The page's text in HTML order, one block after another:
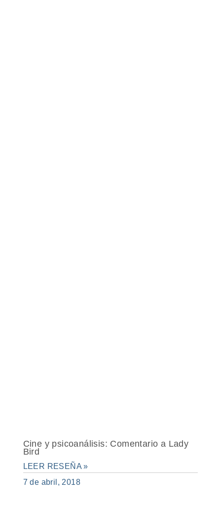
Cine y psicoanálisis: Comentario a Lady
Bird
LEER RESEÑA »
7 de abril, 2018